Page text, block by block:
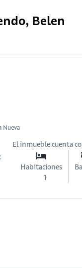
Belen
Nueva
El inmueble cuenta
Habitaciones
1